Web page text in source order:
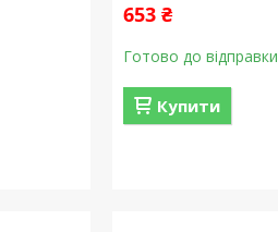
653 ₴
Готово до відправки
Купити